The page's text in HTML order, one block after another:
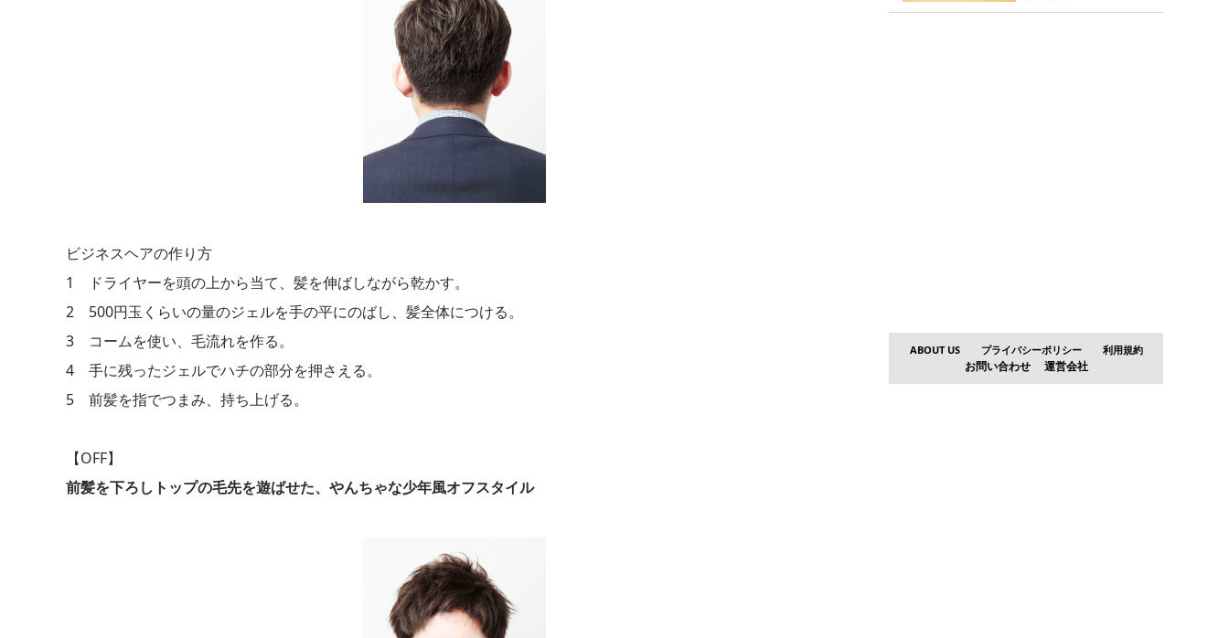
ビジネスヘアの作り方
1 ドライヤーを頭の上から当て、髪を伸ばしながら乾かす。
2 500円玉くらいの量のジェルを手の平にのばし、髪全体につける。
3 コームを使い、毛流れを作る。
4 手に残ったジェルでハチの部分を押さえる。
5 前髪を指でつまみ、持ち上げる。
【OFF】
前髪を下ろしトップの毛先を遊ばせた、やんちゃな少年風オフスタイル
ABOUT US プライバシーポリシー 利用規約
お問い合わせ 運営会社